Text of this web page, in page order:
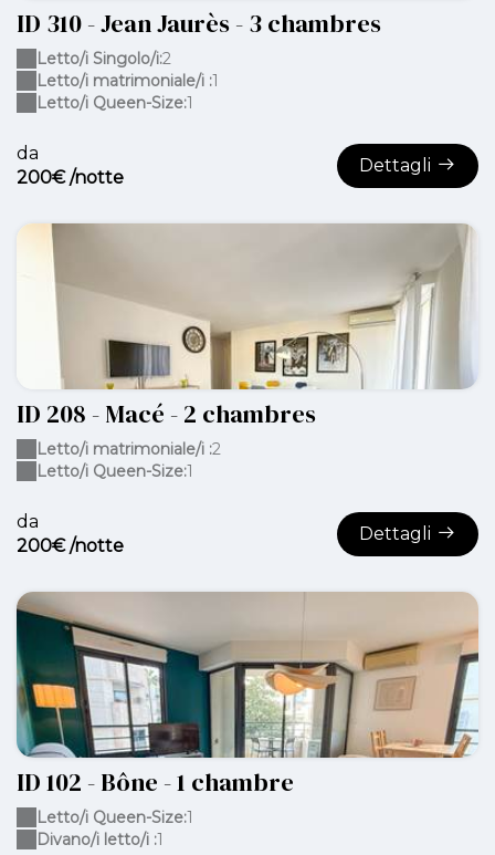
ID 310 - Jean Jaurès - 3 chambres
da
200€ /notte
Dettagli
Letto/i Singolo/i:2
Letto/i matrimoniale/i :1
Letto/i Queen-Size:1
ID 208 - Macé - 2 chambres
da
200€ /notte
Dettagli
Letto/i matrimoniale/i :2
Letto/i Queen-Size:1
ID 102 - Bône - 1 chambre
Letto/i Queen-Size:1
Divano/i letto/i :1